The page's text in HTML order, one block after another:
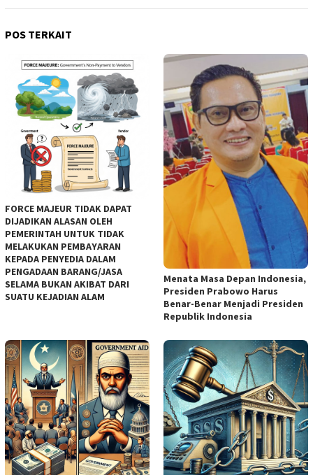
POS TERKAIT
FORCE MAJEUR TIDAK DAPAT
DIJADIKAN ALASAN OLEH
PEMERINTAH UNTUK TIDAK
MELAKUKAN PEMBAYARAN
KEPADA PENYEDIA DALAM
PENGADAAN BARANG/JASA
SELAMA BUKAN AKIBAT DARI
SUATU KEJADIAN ALAM
Menata Masa Depan Indonesia,
Presiden Prabowo Harus
Benar-Benar Menjadi Presiden
Republik Indonesia